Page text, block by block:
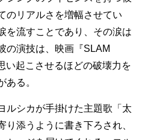
のリアルさを増幅させてい
を流すことであり、その涙は
の演技は、映画『SLAM
い起こさせるほどの破壊力を
ある。
ルシカが手掛けた主題歌「太
り添うように書き下ろされ、